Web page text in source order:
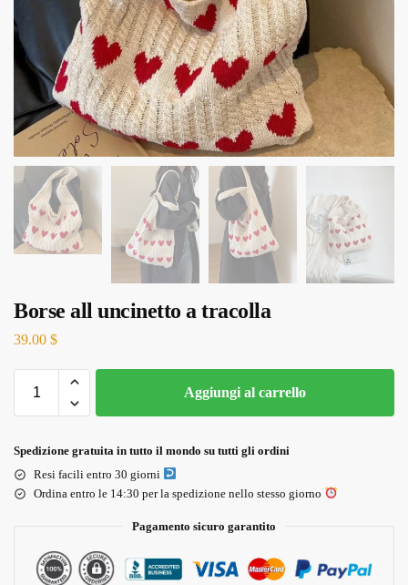
Borse all uncinetto a tracolla
39.00 $
Aggiungi al carrello
Spedizione gratuita in tutto il mondo su tutti gli ordini
Resi facili entro 30 giorni
Ordina entro le 14:30 per la spedizione nello stesso giorno
Pagamento sicuro garantito